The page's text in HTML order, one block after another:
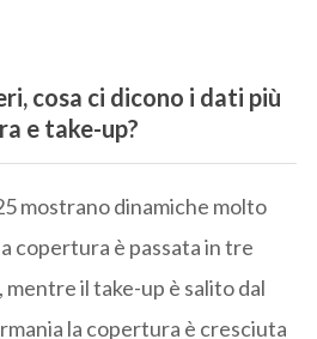
cosa ci dicono i dati più
e take-up?
mostrano dinamiche molto
copertura è passata in tre
mentre il take-up è salito dal
la copertura è cresciuta